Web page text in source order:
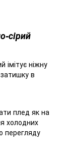
сірий
імітує ніжну
в
плед як на
холодних
перегляду